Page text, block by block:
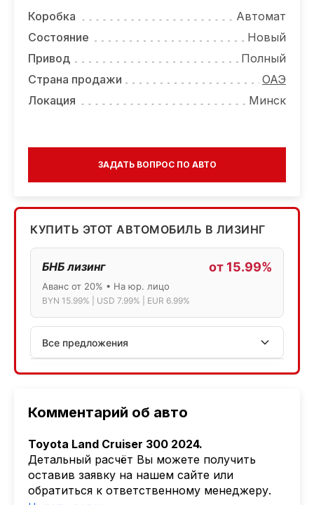
Комментарий об авто
Toyota Land Cruiser 300 2024.
Детальный расчёт Вы можете получить
оставив заявку на нашем сайте или
обратиться к ответственному менеджеру.
Коробка
Автомат
Состояние
Новый
Привод
Полный
Страна продажи
ОАЭ
Локация
Минск
ЗАДАТЬ ВОПРОС ПО АВТО
КУПИТЬ ЭТОТ АВТОМОБИЛЬ В ЛИЗИНГ
БНБ лизинг от 15.99%
Аванс от 20% • На юр. лицо
BYN 15.99% | USD 7.99% | EUR 6.99%
Все предложения
АСБ лизинг
Лизинг: BYN 17% | USD 7.99% | EUR 6.99%
Также доступен кредит "Проще простого" 18.9%
Активлизиг